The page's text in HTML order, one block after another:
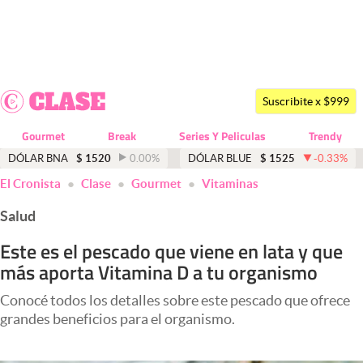
Dólar
Economía y Política
Finanzas y Mercados
Negocios
Columnistas
Suscribite x $999
Gourmet Break Series Y Peliculas Trendy
DÓLAR BNA $ 1520 0.00% DÓLAR BLUE $ 1525 -0.33%
El Cronista Clase Gourmet Vitaminas
Salud
Este es el pescado que viene en lata y que
más aporta Vitamina D a tu organismo
Conocé todos los detalles sobre este pescado que ofrece
grandes beneficios para el organismo.